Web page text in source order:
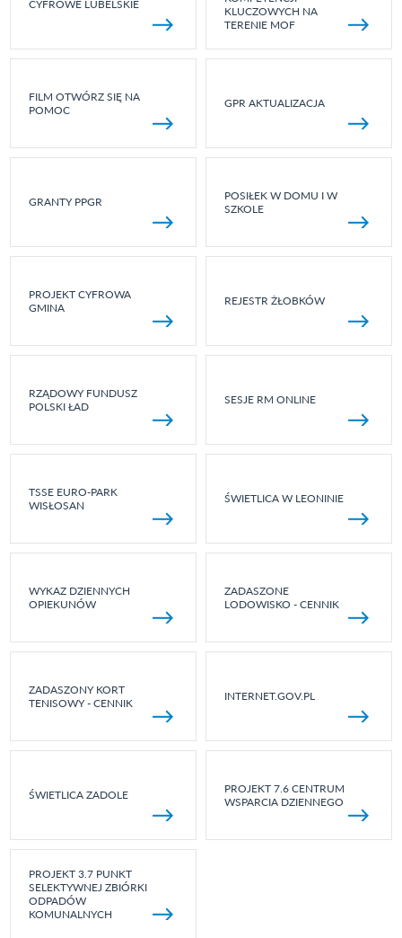
CYFROWE LUBELSKIE
KLUCZOWYCH NA
TERENIE MOF
FILM OTWÓRZ SIĘ NA
POMOC
GPR AKTUALIZACJA
GRANTY PPGR
POSIŁEK W DOMU I W
SZKOLE
PROJEKT CYFROWA
GMINA
REJESTR ŻŁOBKÓW
RZĄDOWY FUNDUSZ
POLSKI ŁAD
SESJE RM ONLINE
TSSE EURO-PARK
WISŁOSAN
ŚWIETLICA W LEONINIE
WYKAZ DZIENNYCH
OPIEKUNÓW
ZADASZONE
LODOWISKO - CENNIK
ZADASZONY KORT
TENISOWY - CENNIK
INTERNET.GOV.PL
ŚWIETLICA ZADOLE
PROJEKT 7.6 CENTRUM
WSPARCIA DZIENNEGO
PROJEKT 3.7 PUNKT
SELEKTYWNEJ ZBIÓRKI
ODPADÓW
KOMUNALNYCH